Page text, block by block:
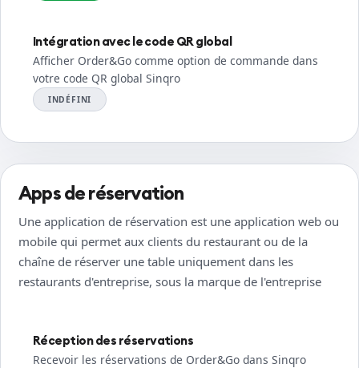
Intégration avec le code QR global
Afficher Order&Go comme option de commande dans
votre code QR global Sinqro
INDÉFINI
Apps de réservation
Une application de réservation est une application web ou
mobile qui permet aux clients du restaurant ou de la
chaîne de réserver une table uniquement dans les
restaurants d'entreprise, sous la marque de l'entreprise
Réception des réservations
Recevoir les réservations de Order&Go dans Sinqro